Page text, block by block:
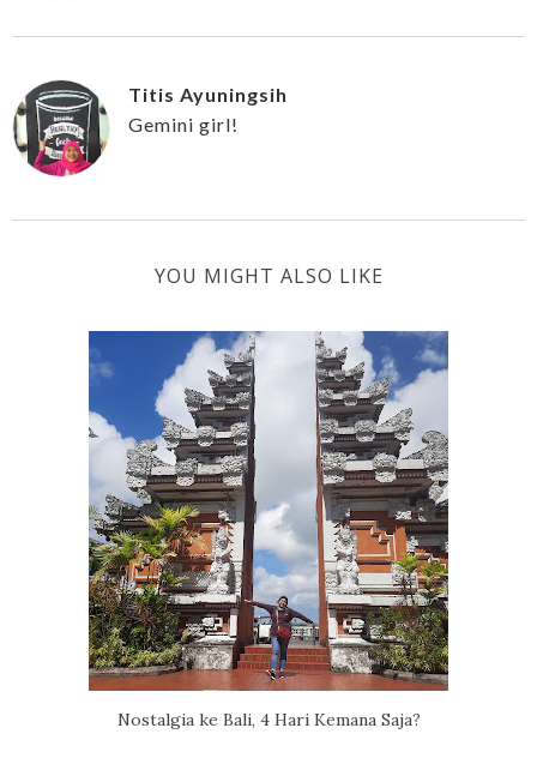
Titis Ayuningsih
Gemini girl!
YOU MIGHT ALSO LIKE
Nostalgia ke Bali, 4 Hari Kemana Saja?